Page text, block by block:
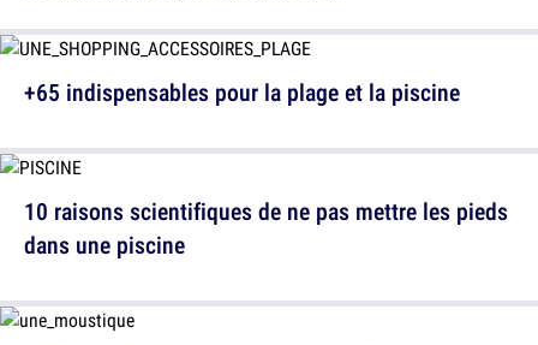
+65 indispensables pour la plage et la piscine
10 raisons scientifiques de ne pas mettre les pieds
dans une piscine